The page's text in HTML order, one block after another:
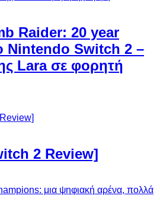
Raider: 20 year
Nintendo Switch 2 –
Lara σε φορητή
2 Review]